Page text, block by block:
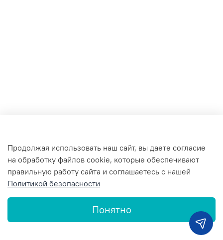
Продолжая использовать наш сайт, вы даете согласие
на обработку файлов cookie, которые обеспечивают
правильную работу сайта и соглашаетесь с нашей
Политикой безопасности
Понятно